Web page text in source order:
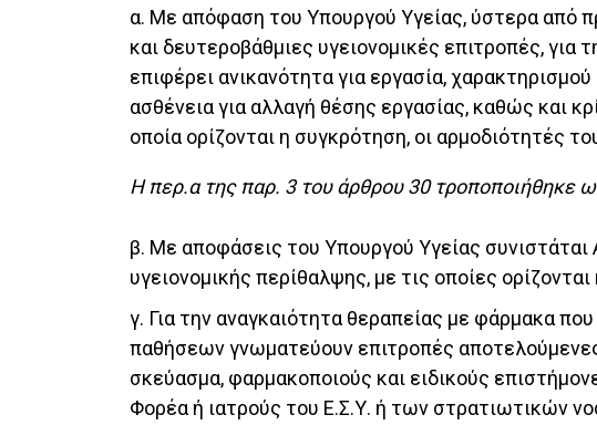
α. Με απόφαση του Υπουργού Υγείας, ύστερα από
και δευτεροβάθμιες υγειονομικές επιτροπές,
επιφέρει ανικανότητα για εργασία,
ασθένεια για αλλαγή θέσης εργασίας, καθώς και
οποία ορίζονται η συγκρότηση, οι αρμοδιότητές
Η περ.α της παρ. 3 του άρθρου 30 τροποποιήθηκε
β. Με αποφάσεις του Υπουργού Υγείας
υγειονομικής περίθαλψης, με τις οποίες
γ. Για την αναγκαιότητα θεραπείας με φάρμακα
παθήσεων γνωματεύουν επιτροπές
σκεύασμα, φαρμακοποιούς και ειδικούς
Φορέα ή ιατρούς του Ε.Σ.Υ. ή των στρατιωτικών